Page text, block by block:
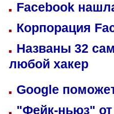
Facebook
Корпорация
Названы 32
любой хакер
Google
"Фейк-ньюз" от